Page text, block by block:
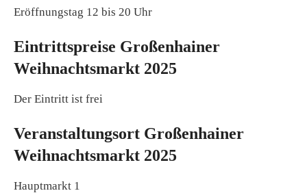
Eröffnungstag 12 bis 20 Uhr
Eintrittspreise Großenhainer
Weihnachtsmarkt 2025
Der Eintritt ist frei
Veranstaltungsort Großenhainer
Weihnachtsmarkt 2025
Hauptmarkt 1